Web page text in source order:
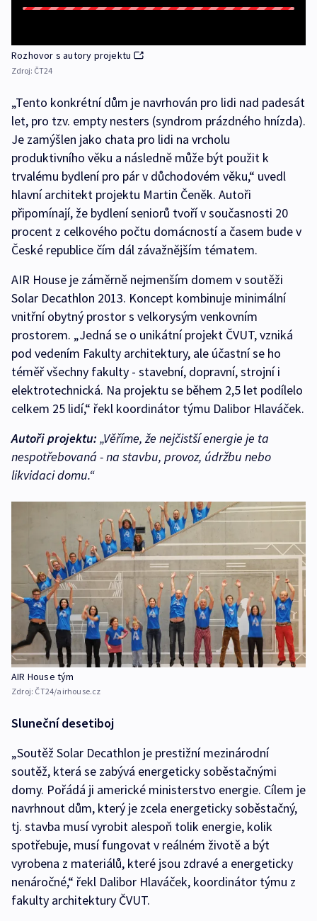
Rozhovor s autory projektu
Zdroj: ČT24
„Tento konkrétní dům je navrhován pro lidi nad padesát
let, pro tzv. empty nesters (syndrom prázdného hnízda).
Je zamýšlen jako chata pro lidi na vrcholu
produktivního věku a následně může být použit k
trvalému bydlení pro pár v důchodovém věku,“ uvedl
hlavní architekt projektu Martin Čeněk. Autoři
připomínají, že bydlení seniorů tvoří v současnosti 20
procent z celkového počtu domácností a časem bude v
České republice čím dál závažnějším tématem.
AIR House je záměrně nejmenším domem v soutěži
Solar Decathlon 2013. Koncept kombinuje minimální
vnitřní obytný prostor s velkorysým venkovním
prostorem. „Jedná se o unikátní projekt ČVUT, vzniká
pod vedením Fakulty architektury, ale účastní se ho
téměř všechny fakulty - stavební, dopravní, strojní i
elektrotechnická. Na projektu se během 2,5 let podílelo
celkem 25 lidí,“ řekl koordinátor týmu Dalibor Hlaváček.
Autoři projektu: „Věříme, že nejčistší energie je ta
nespotřebovaná - na stavbu, provoz, údržbu nebo
likvidaci domu.“
AIR House tým
Zdroj: ČT24/airhouse.cz
Sluneční desetiboj
„Soutěž Solar Decathlon je prestižní mezinárodní
soutěž, která se zabývá energeticky soběstačnými
domy. Pořádá ji americké ministerstvo energie. Cílem je
navrhnout dům, který je zcela energeticky soběstačný,
tj. stavba musí vyrobit alespoň tolik energie, kolik
spotřebuje, musí fungovat v reálném životě a být
vyrobena z materiálů, které jsou zdravé a energeticky
nenáročné,“ řekl Dalibor Hlaváček, koordinátor týmu z
fakulty architektury ČVUT.